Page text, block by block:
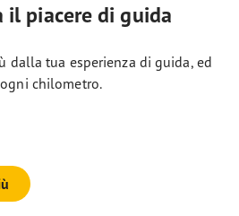
il piacere di guida
dalla tua esperienza di guida, ed
chilometro.